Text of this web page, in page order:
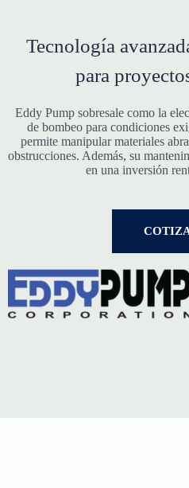
Tecnología
para
Eddy Pump sobresale como la
de bombeo para condiciones
permite manipular materiales
obstrucciones. Además, su
en una inversión